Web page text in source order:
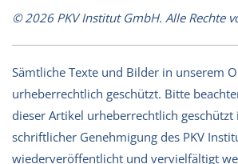
© 2026 PKV Institut GmbH. Alle Rechte
Sämtliche Texte und Bilder in unserem
urheberrechtlich geschützt. Bitte
dieser Artikel urheberrechtlich
schriftlicher Genehmigung des PKV
wiederveröffentlicht und vervielfältigt